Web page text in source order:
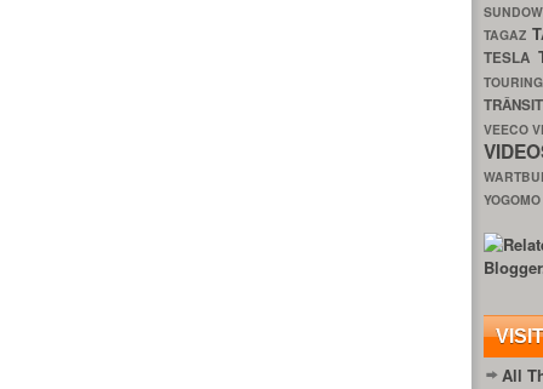
TAGAZ
TESLA
VEECO
YOGOMO
All